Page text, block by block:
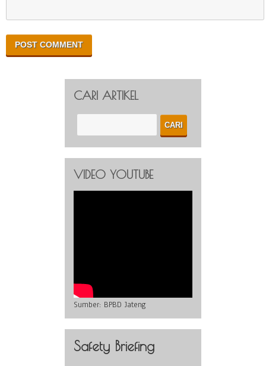
CARI ARTIKEL
VIDEO YOUTUBE
Sumber: BPBD Jateng
Safety Briefing